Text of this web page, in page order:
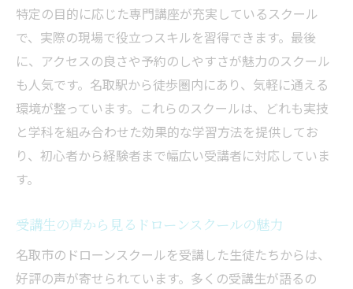
最新技術の習得がもたらす安全な飛行
ドローンスクールで学ぶ名取市での安全な飛行
許可を得る方法
安全な飛行許可を得るための名取市のドロ
ーンスクール
ドローンスクールで学ぶ飛行許可の取得プ
ロセス
続き
安全な飛行を実現するための必要条件
実技講習が飛行許可取得に役立つ理由
特定の目的に応じた専門講座が充実しているスクール
で、実際の現場で役立つスキルを習得できます。最後
に、アクセスの良さや予約のしやすさが魅力のスクール
も人気です。名取駅から徒歩圏内にあり、気軽に通える
環境が整っています。これらのスクールは、どれも実技
と学科を組み合わせた効果的な学習方法を提供してお
り、初心者から経験者まで幅広い受講者に対応していま
す。
受講生の声から見るドローンスクールの魅力
名取市のドローンスクールを受講した生徒たちからは、
好評の声が寄せられています。多くの受講生が語るの